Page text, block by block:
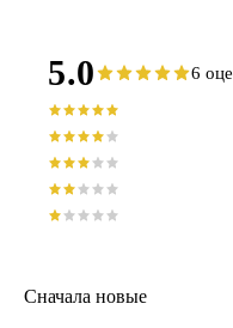
5.0 6
Сначала новые